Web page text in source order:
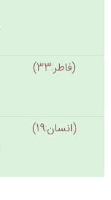
(فاطر:33)
(انسان:19)